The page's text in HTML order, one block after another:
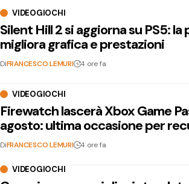
VIDEOGIOCHI
Silent Hill 2 si aggiorna su PS5: la
migliora grafica e prestazioni
DiFRANCESCO LEMURI 4 ore fa
VIDEOGIOCHI
Firewatch lascerà Xbox Game
agosto: ultima occasione per
DiFRANCESCO LEMURI 4 ore fa
VIDEOGIOCHI